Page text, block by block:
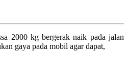
2000 kg bergerak naik pada jalan
gaya pada mobil agar dapat,